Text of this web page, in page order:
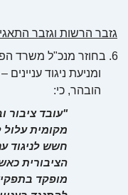
גזבר הרשות וגזבר
6.
ומניעת ניגוד
הובהר, כי:
"עובד ציבור
מקומית
חשש לניגוד
הציבורית
מופקד